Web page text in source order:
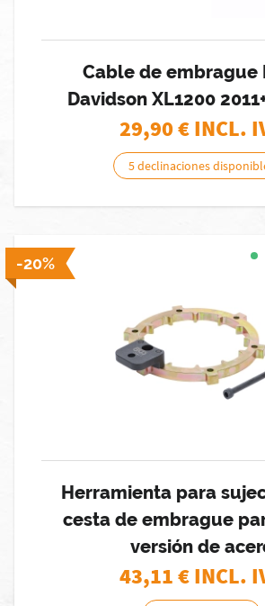
Cable de embrague
Davidson XL1200
29,90€ INCL.
5 declinaciones
-20%
Herramienta para
cesta de embrague
versión de
43,11€ INCL.